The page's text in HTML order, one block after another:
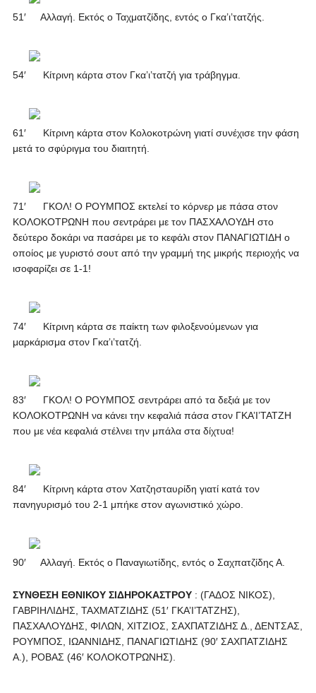
51′ Αλλαγή. Εκτός ο Ταχματζίδης, εντός ο Γκα’ι’τατζής.
54′ Κίτρινη κάρτα στον Γκα’ι’τατζή για τράβηγμα.
61′
Κίτρινη κάρτα στον Κολοκοτρώνη γιατί συνέχισε την φάση
μετά το σφύριγμα του διαιτητή.
71′
ΓΚΟΛ! Ο ΡΟΥΜΠΟΣ εκτελεί το κόρνερ με πάσα στον
ΚΟΛΟΚΟΤΡΩΝΗ που σεντράρει με τον ΠΑΣΧΑΛΟΥΔΗ στο
δεύτερο δοκάρι να πασάρει με το κεφάλι στον ΠΑΝΑΓΙΩΤΙΔΗ ο
οποίος με γυριστό σουτ από την γραμμή της μικρής περιοχής να
ισοφαρίζει σε 1-1!
74′
Κίτρινη κάρτα σε παίκτη των φιλοξενούμενων για
μαρκάρισμα στον Γκα’ι’τατζή.
83′
ΓΚΟΛ! Ο ΡΟΥΜΠΟΣ σεντράρει από τα δεξιά με τον
ΚΟΛΟΚΟΤΡΩΝΗ να κάνει την κεφαλιά πάσα στον ΓΚΑ’Ι’ΤΑΤΖΗ
που με νέα κεφαλιά στέλνει την μπάλα στα δίχτυα!
84′
Κίτρινη κάρτα στον Χατζησταυρίδη γιατί κατά τον
πανηγυρισμό του 2-1 μπήκε στον αγωνιστικό χώρο.
90′ Αλλαγή. Εκτός ο Παναγιωτίδης, εντός ο Σαχπατζίδης Α.
ΣΥΝΘΕΣΗ ΕΘΝΙΚΟΥ ΣΙΔΗΡΟΚΑΣΤΡΟΥ: (ΓΑΔΟΣ ΝΙΚΟΣ),
ΓΑΒΡΙΗΛΙΔΗΣ, ΤΑΧΜΑΤΖΙΔΗΣ (51′ ΓΚΑ’Ι’ΤΑΤΖΗΣ),
ΠΑΣΧΑΛΟΥΔΗΣ, ΦΙΛΩΝ, ΧΙΤΖΙΟΣ, ΣΑΧΠΑΤΖΙΔΗΣ Δ., ΔΕΝΤΣΑΣ,
ΡΟΥΜΠΟΣ, ΙΩΑΝΝΙΔΗΣ, ΠΑΝΑΓΙΩΤΙΔΗΣ (90′ ΣΑΧΠΑΤΖΙΔΗΣ
Α.), ΡΟΒΑΣ (46′ ΚΟΛΟΚΟΤΡΩΝΗΣ).